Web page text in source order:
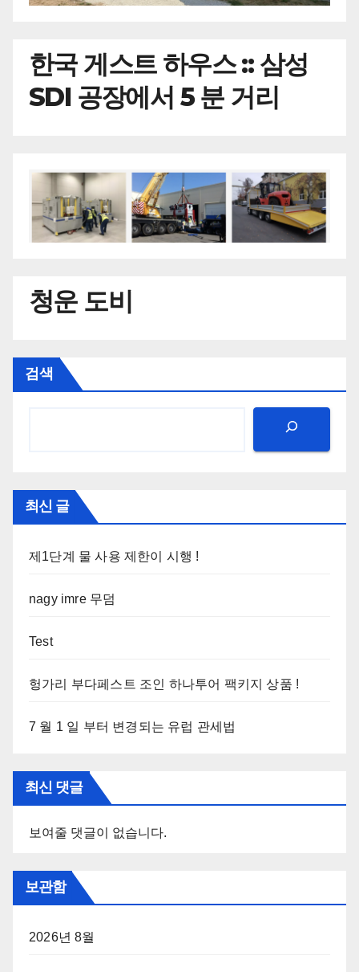
한국 게스트 하우스 :: 삼성
SDI 공장에서 5 분 거리
청운 도비
검색
최신 글
제1단계 물 사용 제한이 시행 !
nagy imre 무덤
Test
헝가리 부다페스트 조인 하나투어 팩키지 상품 !
7 월 1 일 부터 변경되는 유럽 관세법
최신 댓글
보여줄 댓글이 없습니다.
보관함
2026년 8월